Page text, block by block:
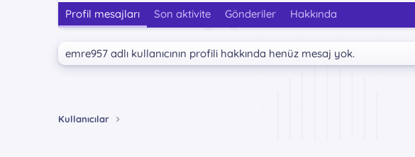
Profil mesajları Son aktivite Gönderiler Hakkında
emre957 adlı kullanıcının profili hakkında henüz mesaj yok.
Kullanıcılar